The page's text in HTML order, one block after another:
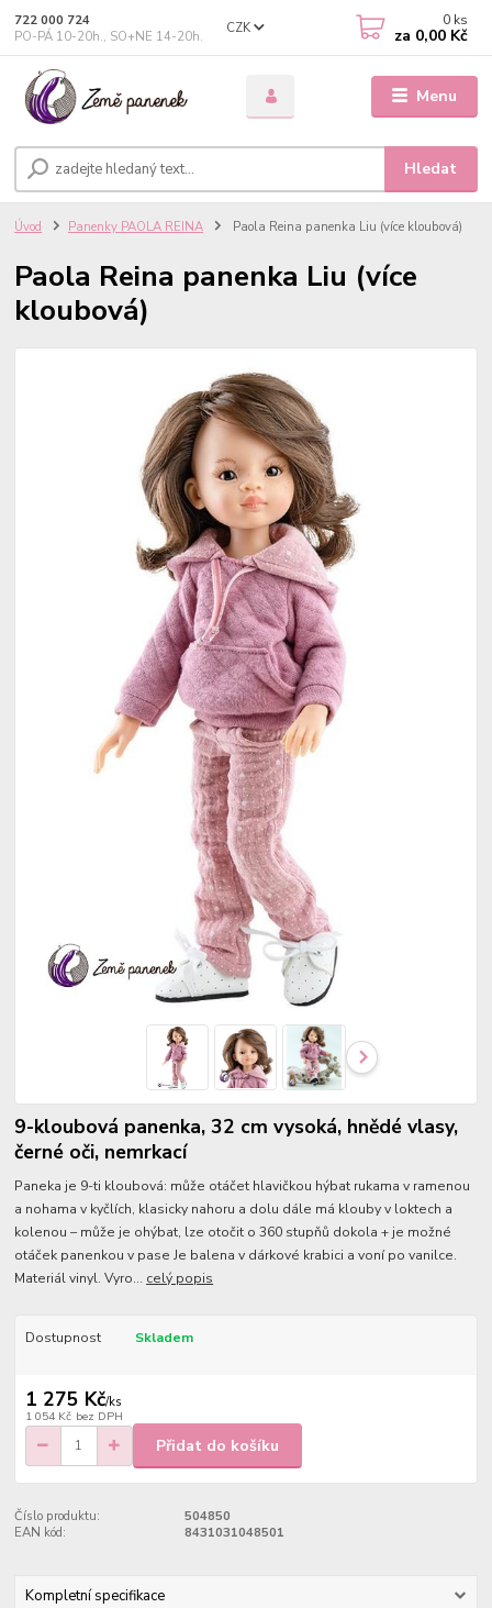
Menu
CZK
Hledat
722 000 724
PO-PÁ 10-20h., SO+NE 14-20h.
0 ks
za 0,00 Kč
Úvod Panenky PAOLA REINA Paola Reina panenka Liu (více kloubová)
Paola Reina panenka Liu (více
kloubová)
9-kloubová panenka, 32 cm vysoká, hnědé vlasy,
černé oči, nemrkací
Paneka je 9-ti kloubová: může otáčet hlavičkou hýbat rukama v ramenou
a nohama v kyčlích, klasicky nahoru a dolu dále má klouby v loktech a
kolenou – může je ohýbat, lze otočit o 360 stupňů dokola + je možné
otáček panenkou v pase Je balena v dárkové krabici a voní po vanilce.
Materiál vinyl. Vyro... celý popis
Dostupnost Skladem
1 275 Kč/ks
1 054 Kč bez DPH
Přidat do košíku
Číslo produktu:
504850
EAN kód:
8431031048501
Kompletní specifikace